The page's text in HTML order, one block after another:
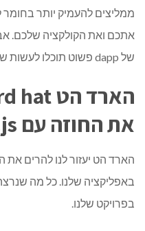
ממליצים להעמיק יותר
אתכם ואת הקולקציה שלכם.
של dapp פשוט תוכלו לעשות שימוש גם בקוד שתלמדו פה.
את החוזה עם js.
הארד הט יעזור לנו להרים את
באפליקציה שלנו. כל מה
בפרויקט שלנו.